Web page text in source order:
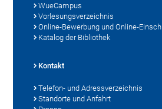
WueCampus
Vorlesungsverzeichnis
Online-Bewerbung und Online-
Katalog der Bibliothek
Kontakt
Telefon- und Adressverzeichnis
Standorte und Anfahrt